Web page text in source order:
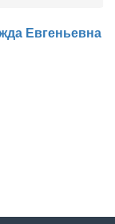
Евгеньевна